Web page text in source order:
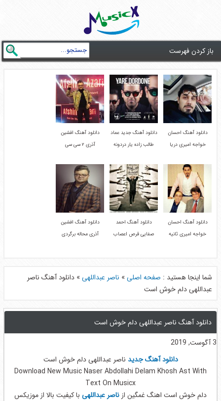
باز کردن فهرست
دانلود آهنگ احسان
خواجه امیری دریا
دانلود آهنگ جدید عماد
طالب زاده یار دردونه
دانلود آهنگ افشین
آذری ۲ سی سی
دانلود آهنگ احسان
خواجه امیری ثانیه
دانلود آهنگ احمد
صفایی قرص اعصاب
دانلود آهنگ افشین
آذری محاله برگردی
شما اینجا هستید : صفحه اصلی» ناصر عبداللهی» دانلود آهنگ ناصر
عبداللهی دلم خوش است
دانلود آهنگ ناصر عبداللهی دلم خوش است
3 آگوست, 2019
دانلود آهنگ جدید ناصر عبداللهی دلم خوش است
Download New Music Naser Abdollahi Delam Khosh Ast With
Text On Musicx
دلم خوش است اهنگ غمگین از ناصر عبداللهیبا کیفیت بالا از موزیکس